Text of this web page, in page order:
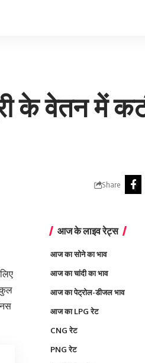
के वेतन में
Share
कुल
आज के लाइव रेट्स
आज का सोने का भाव
आज का चांदी का भाव
आज का पेट्रोल-डीजल भाव
आज का LPG रेट
CNG रेट
PNG रेट